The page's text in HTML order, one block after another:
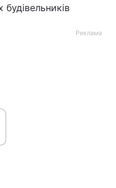
будівельників
Реклама